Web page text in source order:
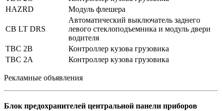
HAZRD
Модуль флешера
CB LT DRS
Автоматический выключатель заднего
левого стеклоподъемника и модуль двери
водителя
TBC 2B
Контроллер кузова грузовика
TBC 2A
Контроллер кузова грузовика
Рекламные объявления
Блок предохранителей центральной панели приборов